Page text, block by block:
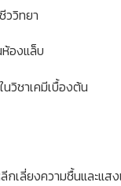
ววิทยา
องแล็บ
วิชาเคมีเบื้องต้น
เลี่ยงความชื้นและแส